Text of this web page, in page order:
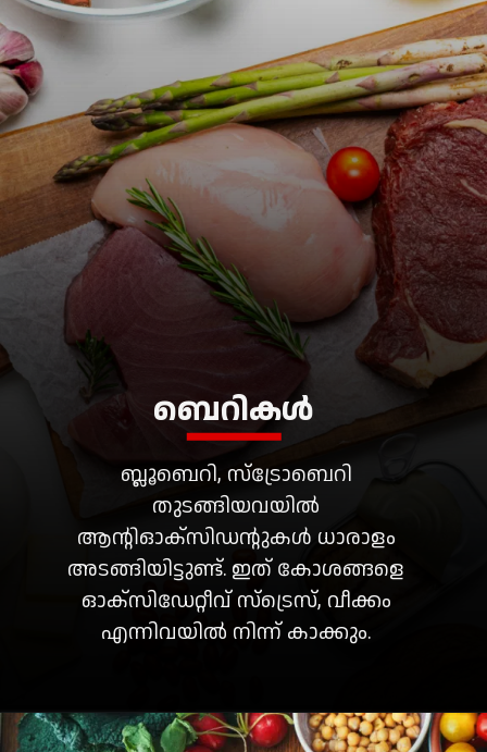
ബ്ലൂബെറി, സ്ട്രോബെറി
തുടങ്ങിയവയിൽ
ആന്റിഓക്‌സിഡന്റുകൾ ധാരാളം
അടങ്ങിയിട്ടുണ്ട്. ഇത് കോശങ്ങളെ
ഓക്‌സിഡേറ്റീവ് സ്ട്രെസ്, വീക്കം
ബെറികൾ